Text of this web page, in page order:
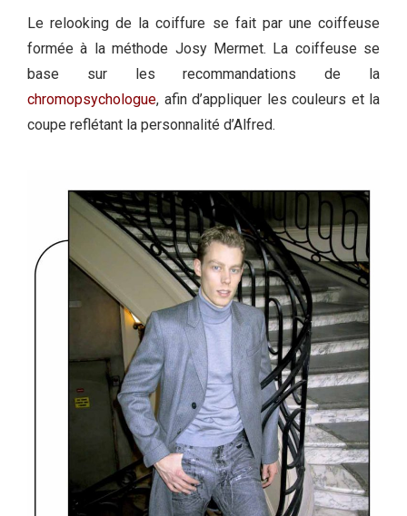
Le relooking de la coiffure se fait par une coiffeuse
formée à la méthode Josy Mermet. La coiffeuse se
base sur les recommandations de la
chromopsychologue, afin d’appliquer les couleurs et la
coupe reflétant la personnalité d’Alfred.